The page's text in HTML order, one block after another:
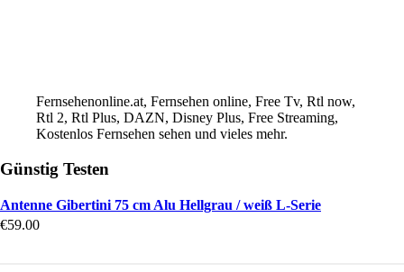
Fernsehenonline.at, Fernsehen online, Free Tv, Rtl now,
Rtl 2, Rtl Plus, DAZN, Disney Plus, Free Streaming,
Kostenlos Fernsehen sehen und vieles mehr.
Günstig Testen
Antenne Gibertini 75 cm Alu Hellgrau / weiß L-Serie
€59.00